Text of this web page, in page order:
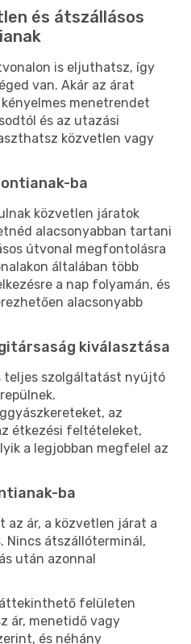
és átszállásos
is eljuthatsz, így
van. Akár az árat
menetrendet
és az utazási
közvetlen vagy
ba
közvetlen járatok
alacsonyabban tartani
útvonal megfontolásra
általában több
a nap folyamán, és
alacsonyabb
kiválasztása
teljes szolgáltatást nyújtó
az
étkezési feltételeket,
a legjobban megfelel az
ba
az ár, a közvetlen járat a
Nincs átszállóterminál,
után azonnal
felületen
ár, menetidő vagy
és néhány